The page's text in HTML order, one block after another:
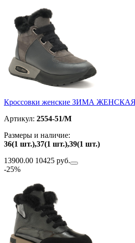
Кроссовки женские ЗИМА ЖЕНСКАЯ
Артикул: 2554-51/M
Размеры и наличие:
36(1 шт.),37(1 шт.),39(1 шт.)
13900.00 10425 руб.
-25%